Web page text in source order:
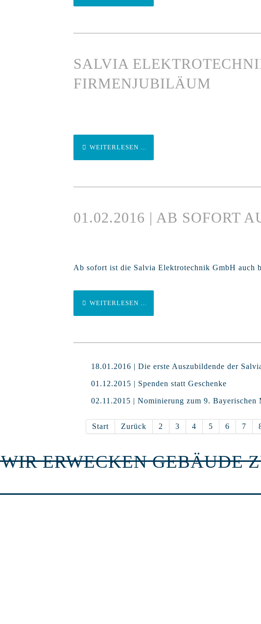
SALVIA
FIRMENJUBILÄUM
WEITERLESEN ...
01.02.2016 | AB SOFORT
Ab sofort ist die Salvia Elektrotechnik GmbH auch
WEITERLESEN ...
18.01.2016 | Die erste Auszubildende der
01.12.2015 | Spenden statt Geschenke
02.11.2015 | Nominierung zum 9. Bayerischen
Start Zurück 2 3 4 5 6 7
WIR ERWECKEN GEBÄUDE